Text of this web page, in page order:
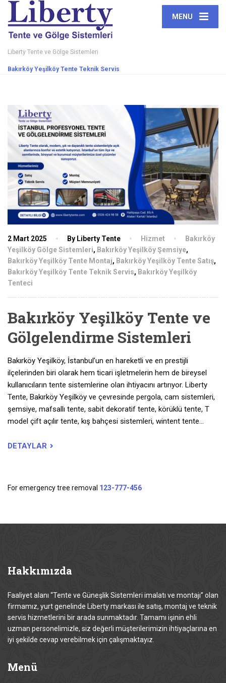
MENU
Liberty Tente ve Gölge Sistemleri
Bakırköy Yeşilköy Tente Teknik Servis
2 Mart 2025 By Liberty Tente Hizmet
Bakırköy
Yeşilköy Gölge Sistemleri, Bakırköy Yeşilköy Şemsiye,
Bakırköy Yeşilköy Tente Montaj, Bakırköy Yeşilköy Tente Satış,
Bakırköy Yeşilköy Tente Teknik Servis, Bakırköy Yeşilköy
Tenteci
Bakırköy Yeşilköy Tente ve
Gölgelendirme Sistemleri
Bakırköy Yeşilköy, İstanbul’un en hareketli ve en prestijli
ilçelerinden biri olarak hem ticari işletmelerin hem de bireysel
kullanıcıların tente sistemlerine olan ihtiyacını artırıyor. Liberty
Tente, Bakırköy Yeşilköy ve çevresinde pergola, cam sistemleri,
şemsiye, mafsallı tente, sabit dekoratif tente, körüklü tente, T
model çift açılır tente, kış bahçesi sistemleri, wintent tente…
DETAYLAR
For emergency tree removal 123-777-456
Hakkımızda
Faaliyet alanı “Tente ve Güneşlik Sistemleri imalatı ve montajı” olan
firmamız, yurt genelinde Liberty markası ile satış, montaj ve teknik
servis hizmetlerini bir arada sunmaktadır. Tamamı işinin ehli
uzman personelimizle, siz değerli müşterilerimizin ihtiyaçlarına en
iyi şekilde cevap verebilmek için çalışmaktayız.
Menü